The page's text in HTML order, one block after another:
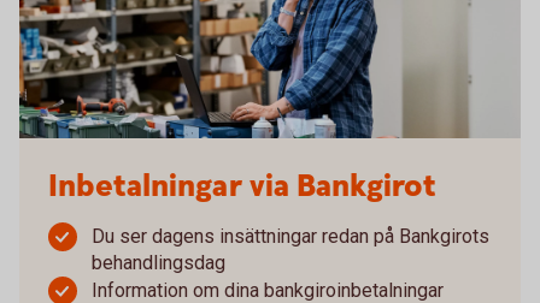
Inbetalningar via Bankgirot
Du ser dagens insättningar redan på Bankgirots
behandlingsdag
Information om dina bankgiroinbetalningar